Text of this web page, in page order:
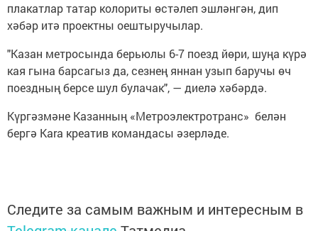
плакатлар татар колориты өстәлеп эшләнгән, дип
хәбәр итә проектны оештыручылар.
"Казан метросында берьюлы 6-7 поезд йөри, шуңа күрә
кая гына барсагыз да, сезнең яннан узып баручы өч
поездның берсе шул булачак", — диелә хәбәрдә.
Күргәзмәне Казанның «Метроэлектротранс» белән
бергә Kara креатив командасы әзерләде.
Следите за самым важным и интересным в